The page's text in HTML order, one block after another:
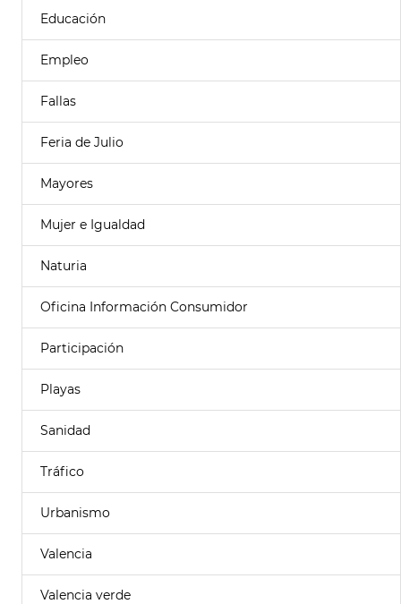
Educación
Empleo
Fallas
Feria de Julio
Mayores
Mujer e Igualdad
Naturia
Oficina Información Consumidor
Participación
Playas
Sanidad
Tráfico
Urbanismo
Valencia
Valencia verde